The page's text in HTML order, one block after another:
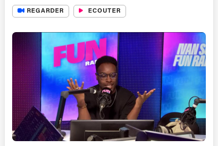
REGARDER ECOUTER